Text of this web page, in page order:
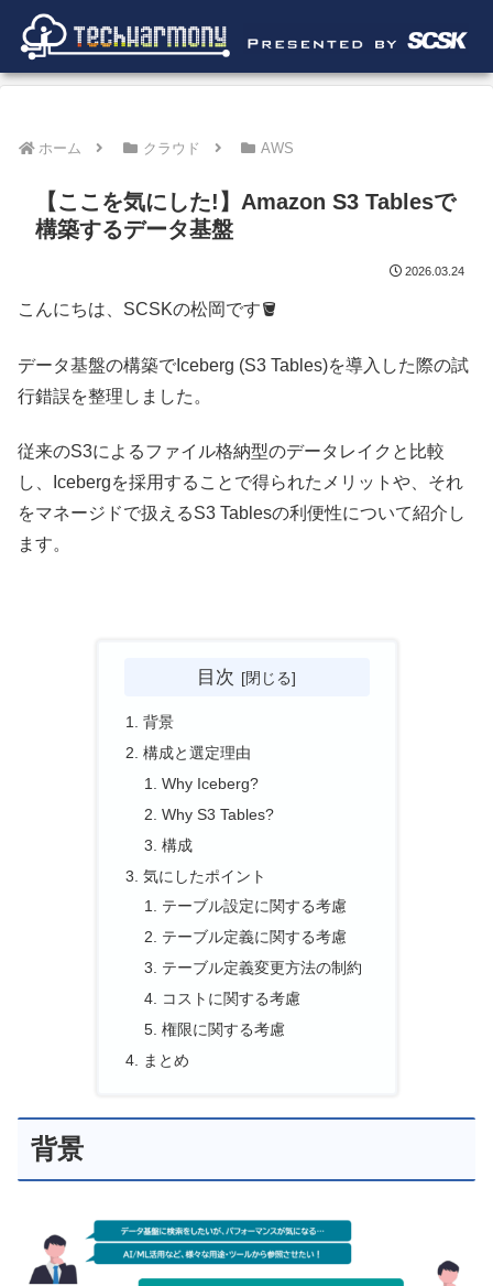
ホーム クラウド AWS
【ここを気にした!】Amazon S3 Tablesで
構築するデータ基盤
2026.03.24
こんにちは、SCSKの松岡です🪣
データ基盤の構築でIceberg (S3 Tables)を導入した際の試
行錯誤を整理しました。
従来のS3によるファイル格納型のデータレイクと比較
し、Icebergを採用することで得られたメリットや、それ
をマネージドで扱えるS3 Tablesの利便性について紹介し
ます。
目次
背景
構成と選定理由
Why Iceberg?
Why S3 Tables?
構成
気にしたポイント
テーブル設定に関する考慮
テーブル定義に関する考慮
テーブル定義変更方法の制約
コストに関する考慮
権限に関する考慮
まとめ
背景